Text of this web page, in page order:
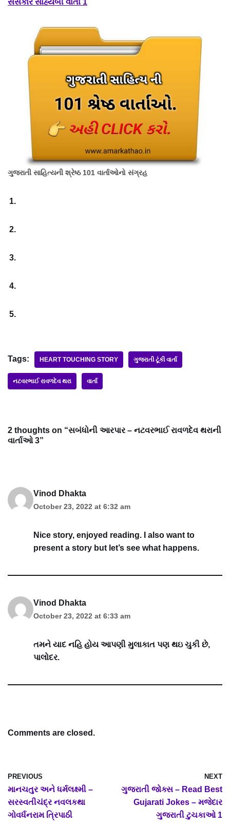
ગુજરાતી સાહિત્યની શ્રેષ્ઠ 101 વાર્તાઓનો સંગ્રહ
Tags: HEART TOUCHING STORY ગુજરાતી ટૂંકી વાર્તા
નટવરભાઈ રાવળદેવ થરા વાર્તા
2 thoughts on “સબંધોની આરપાર – નટવરભાઈ રાવળદેવ થરાની
વાર્તાઓ 3”
Vinod Dhakta
October 23, 2022 at 6:32 am
Nice story, enjoyed reading. I also want to
present a story but let’s see what happens.
Vinod Dhakta
October 23, 2022 at 6:33 am
તમને યાદ નહિ હોય આપણી મુલાકાત પણ થઇ ચુકી છે,
પાલોદર.
Comments are closed.
PREVIOUS
માનચતુર અને ધર્મલક્ષ્મી –
સરસ્વતીચંદ્ર નવલકથા
ગોવર્ધનરામ ત્રિપાઠી
NEXT
ગુજરાતી જોક્સ – Read Best
Gujarati Jokes – મજેદાર
ગુજરાતી ટુચકાઓ 1